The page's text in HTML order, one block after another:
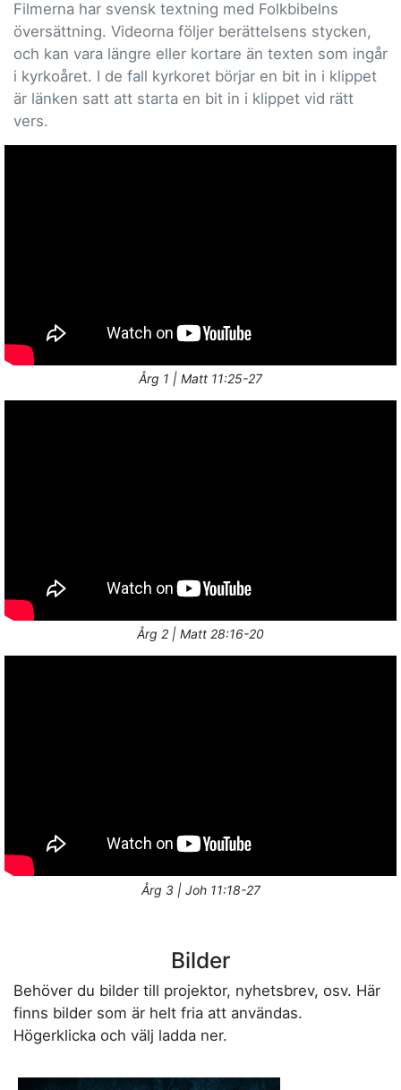
Filmerna har svensk textning med Folkbibelns
översättning. Videorna följer berättelsens stycken,
och kan vara längre eller kortare än texten som ingår
i kyrkoåret. I de fall kyrkoret börjar en bit in i klippet
är länken satt att starta en bit in i klippet vid rätt
vers.
Årg 1 | Matt 11:25-27
Årg 2 | Matt 28:16-20
Årg 3 | Joh 11:18-27
Bilder
Behöver du bilder till projektor, nyhetsbrev, osv. Här
finns bilder som är helt fria att användas.
Högerklicka och välj ladda ner.